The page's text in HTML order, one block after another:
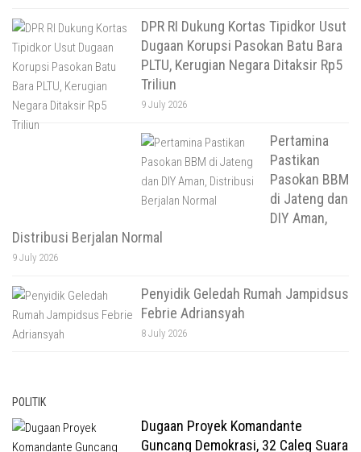
DPR RI Dukung Kortas Tipidkor Usut
Dugaan Korupsi Pasokan Batu Bara
PLTU, Kerugian Negara Ditaksir Rp5
Triliun
9 July 2026
Pertamina
Pastikan
Pasokan BBM
di Jateng dan
DIY Aman,
Distribusi Berjalan Normal
9 July 2026
Penyidik Geledah Rumah Jampidsus
Febrie Adriansyah
8 July 2026
POLITIK
Dugaan Proyek Komandante
Guncang Demokrasi, 32 Caleg Suara